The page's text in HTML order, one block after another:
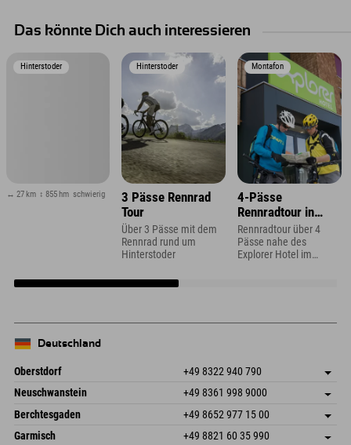
Das könnte Dich auch interessieren
Hinterstoder
↔ 27 km ↕ 855 hm schwierig
Hinterstoder
3 Pässe Rennrad
Tour
Über 3 Pässe mit dem
Rennrad rund um
Hinterstoder
Montafon
4-Pässe
Rennradtour in
Vorarlberg
Rennradtour über 4
Pässe nahe des
Explorer Hotel im
Deutschland
Oberstdorf +49 8322 940 790
An der Breitach 3
Deutschland
Adresse speichern
Buchen
Neuschwanstein +49 8361 998 9000
An der Riese 45
87484 Nesselwang im Allgäu
Deutschland
Adresse speichern
Anreiseinfos
Buchen
Berchtesgaden +49 8652 977 15 00
Hofreitstr. 7
Adresse speichern
Garmisch +49 8821 60 35 990